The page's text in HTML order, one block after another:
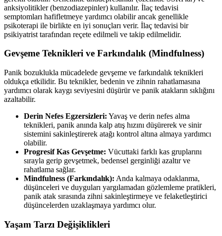
anksiyolitikler (benzodiazepinler) kullanılır. İlaç tedavisi
semptomları hafifletmeye yardımcı olabilir ancak genellikle
psikoterapi ile birlikte en iyi sonuçları verir. İlaç tedavisi bir
psikiyatrist tarafından reçete edilmeli ve takip edilmelidir.
Gevşeme Teknikleri ve Farkındalık (Mindfulness)
Panik bozuklukla mücadelede gevşeme ve farkındalık teknikleri
oldukça etkilidir. Bu teknikler, bedenin ve zihnin rahatlamasına
yardımcı olarak kaygı seviyesini düşürür ve panik atakların sıklığını
azaltabilir.
Derin Nefes Egzersizleri: Yavaş ve derin nefes alma
teknikleri, panik anında kalp atış hızını düşürerek ve sinir
sistemini sakinleştirerek atağı kontrol altına almaya yardımcı
olabilir.
Progresif Kas Gevşetme: Vücuttaki farklı kas gruplarını
sırayla gerip gevşetmek, bedensel gerginliği azaltır ve
rahatlama sağlar.
Mindfulness (Farkındalık): Anda kalmaya odaklanma,
düşünceleri ve duyguları yargılamadan gözlemleme pratikleri,
panik atak sırasında zihni sakinleştirmeye ve felaketleştirici
düşüncelerden uzaklaşmaya yardımcı olur.
Yaşam Tarzı Değişiklikleri